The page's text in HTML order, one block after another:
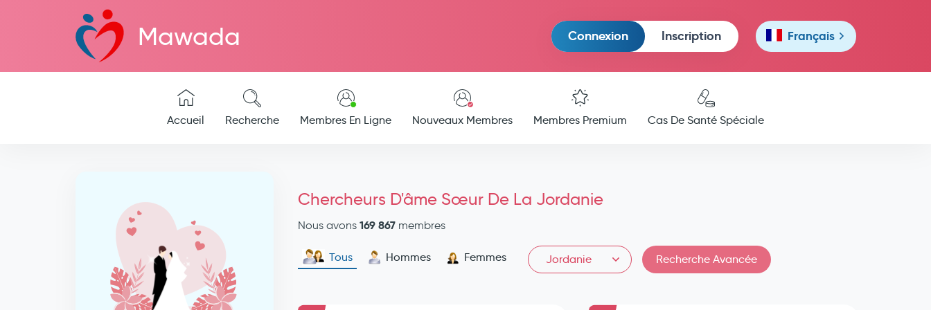
Mawada Connexion Inscription Français
Accueil Recherche Membres En Ligne Nouveaux Membres Membres Premium Cas De Santé Spéciale
Chercheurs D'âme Sœur De La Jordanie
Nous avons169 867 membres
Tous Hommes Femmes Jordanie Recherche Avancée